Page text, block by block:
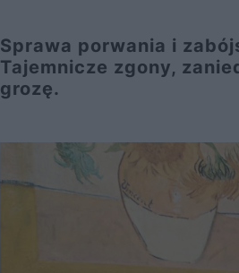
Sprawa porwania i
Tajemnicze zgony,
grozę.